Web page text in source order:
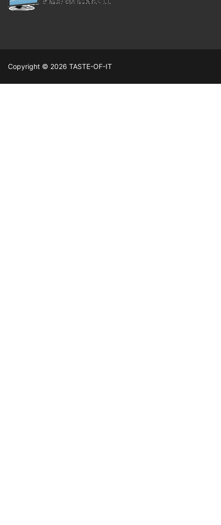
Copyright © 2026 TASTE-OF-IT